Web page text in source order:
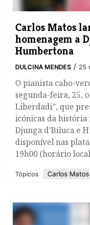
​Carlos Matos
homenagem a
Humbertona
DULCINA MENDES / 25
O pianista cabo-
segunda-feira, 25,
Liberdadi”, que
icónicas da história
Djunga d’Biluca e
disponível nas
19h00 (horário
Tópicos Carlos Matos